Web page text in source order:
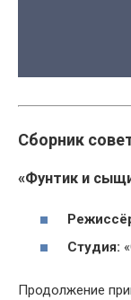
Сборник
«Фунтик и
Студия:
Продолжение